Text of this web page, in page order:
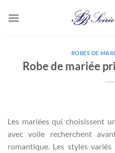
ROBES DE
Robe de mariée
Les mariées qui choisissent
avec voile recherchent
romantique. Les styles